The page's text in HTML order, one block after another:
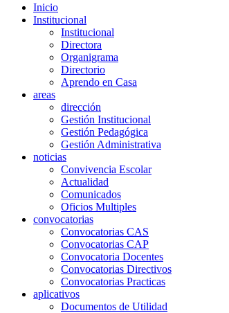
Inicio
Institucional
Institucional
Directora
Organigrama
Directorio
Aprendo en Casa
areas
dirección
Gestión Institucional
Gestión Pedagógica
Gestión Administrativa
noticias
Convivencia Escolar
Actualidad
Comunicados
Oficios Multiples
convocatorias
Convocatorias CAS
Convocatorias CAP
Convocatoria Docentes
Convocatorias Directivos
Convocatorias Practicas
aplicativos
Documentos de Utilidad